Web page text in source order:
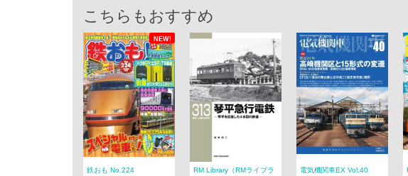
こちらもおすすめ
NEW!
鉄おも No.224 RM Library（RMライブラ 電気機関車EX Vol.40